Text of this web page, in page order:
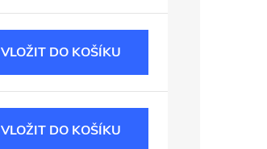
VLOŽIT DO KOŠÍKU
VLOŽIT DO KOŠÍKU